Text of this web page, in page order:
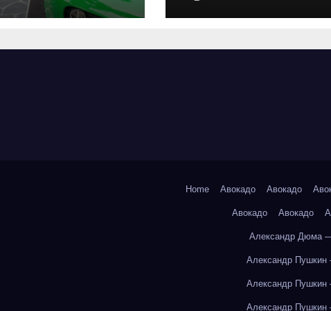
запчастей и
выполнения
Home Авокадо Авокадо
Авокадо Авокадо
Александр Дюма
Александр Пушкин
Александр Пушкин
Александр Пушкин